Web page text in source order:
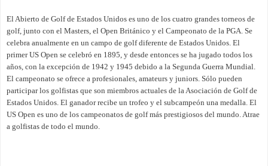
El Abierto de Golf de Estados Unidos es uno de los cuatro grandes torneos de
golf, junto con el Masters, el Open Británico y el Campeonato de la PGA. Se
celebra anualmente en un campo de golf diferente de Estados Unidos. El
primer US Open se celebró en 1895, y desde entonces se ha jugado todos los
años, con la excepción de 1942 y 1945 debido a la Segunda Guerra Mundial.
El campeonato se ofrece a profesionales, amateurs y juniors. Sólo pueden
participar los golfistas que son miembros actuales de la Asociación de Golf de
Estados Unidos. El ganador recibe un trofeo y el subcampeón una medalla. El
US Open es uno de los campeonatos de golf más prestigiosos del mundo. Atrae
a golfistas de todo el mundo.